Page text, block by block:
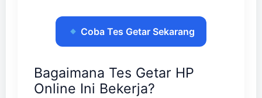
Coba Tes Getar Sekarang
Bagaimana Tes Getar HP
Online Ini Bekerja?